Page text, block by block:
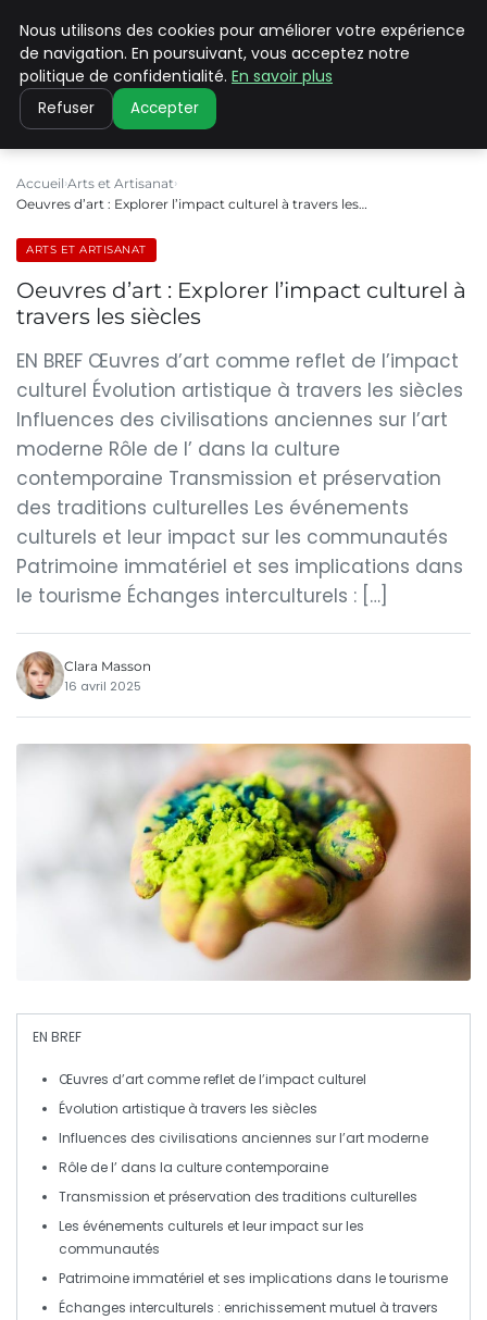
PILAT PATRIMOINES
Accueil Arts et Artisanat
Oeuvres d’art : Explorer l’impact culturel à travers les…
ARTS ET ARTISANAT
Oeuvres d’art : Explorer l’impact culturel à
travers les siècles
EN BREF Œuvres d’art comme reflet de l’impact
culturel Évolution artistique à travers les siècles
Influences des civilisations anciennes sur l’art
moderne Rôle de l’ dans la culture
contemporaine Transmission et préservation
des traditions culturelles Les événements
culturels et leur impact sur les communautés
Patrimoine immatériel et ses implications dans
le tourisme Échanges interculturels : […]
Clara Masson
16 avril 2025
EN BREF
Œuvres d’art comme reflet de l’impact culturel
Évolution artistique à travers les siècles
Influences des civilisations anciennes sur l’art moderne
Rôle de l’ dans la culture contemporaine
Transmission et préservation des traditions culturelles
Les événements culturels et leur impact sur les
communautés
Patrimoine immatériel et ses implications dans le tourisme
Échanges interculturels : enrichissement mutuel à travers
Nous utilisons des cookies pour améliorer votre expérience
de navigation. En poursuivant, vous acceptez notre
politique de confidentialité. En savoir plus
Refuser Accepter